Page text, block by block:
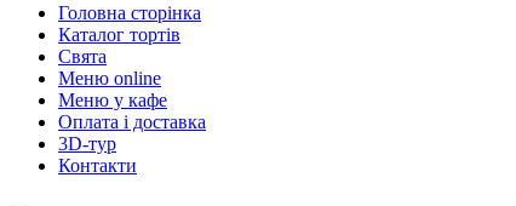
Головна сторінка
Каталог тортів
Свята
Меню online
Меню у кафе
Оплата і доставка
3D-тур
Контакти